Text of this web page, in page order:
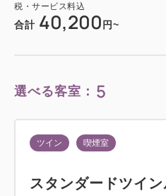
税・サービス料込
合計 40,200 円~
選べる客室： 5
ツイン 喫煙室
スタンダードツイン